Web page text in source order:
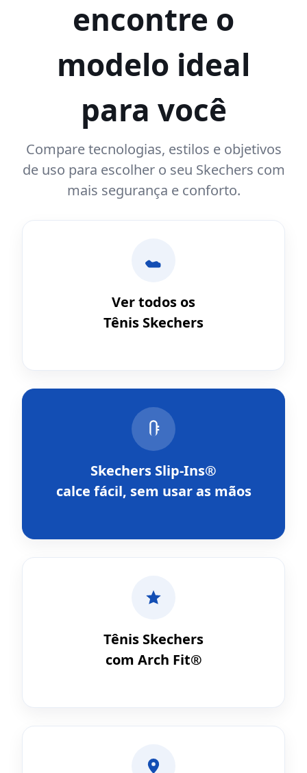
encontre o
modelo ideal
para você
Compare tecnologias, estilos e objetivos
de uso para escolher o seu Skechers com
mais segurança e conforto.
Ver todos os
Tênis Skechers
Skechers Slip-Ins®
calce fácil, sem usar as mãos
Tênis Skechers
com Arch Fit®